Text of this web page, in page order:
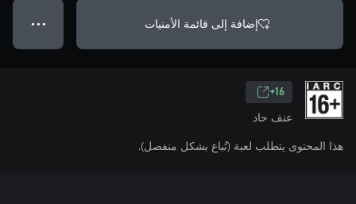
إضافة إلى قائمة الأمنيات ● ● ●
16+
عنف حاد
هذا المحتوى يتطلب لعبة (تُباع بشكل منفصل).